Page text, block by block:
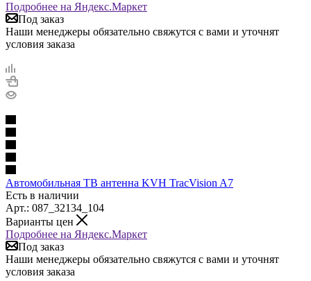
Подробнее на Яндекс.Маркет
Под заказ
Наши менеджеры обязательно свяжутся с вами и уточнят
условия заказа
Автомобильная ТВ антенна KVH TracVision A7
Есть в наличии
Арт.: 087_32134_104
Варианты цен
Подробнее на Яндекс.Маркет
Под заказ
Наши менеджеры обязательно свяжутся с вами и уточнят
условия заказа